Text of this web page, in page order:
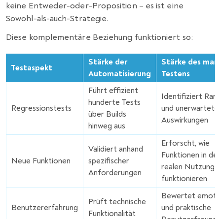
keine Entweder-oder-Proposition – es ist eine
Sowohl-als-auch-Strategie.
Diese komplementäre Beziehung funktioniert so:
Testaspekt
Stärke der
Automatisierung
Stärke des
Testens
Regressionstests
Führt effizient
hunderte Tests
über Builds
hinweg aus
Identifiziert
und unerwartete
Auswirkungen
Neue Funktionen
Validiert anhand
spezifischer
Anforderungen
Erforscht, wie
Funktionen in der
realen Nutzung
funktionieren
Benutzererfahrung
Prüft technische
Funktionalität
Bewertet
und praktische